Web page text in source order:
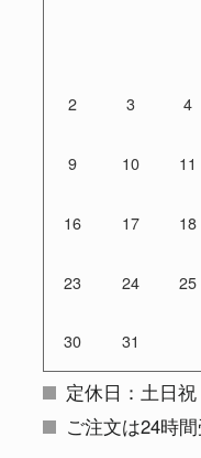
2 3 4
9 10 11
16 17 18
23 24 25
30 31
定休日：土日祝
ご注文は24時